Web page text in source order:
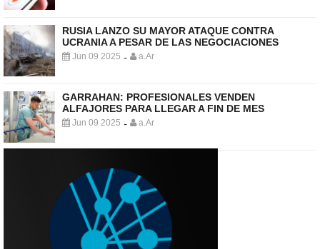
RUSIA LANZO SU MAYOR ATAQUE CONTRA
UCRANIA A PESAR DE LAS NEGOCIACIONES
Jun 09 2025 - a.Ar
GARRAHAN: PROFESIONALES VENDEN
ALFAJORES PARA LLEGAR A FIN DE MES
Jun 09 2025 - a.Ar